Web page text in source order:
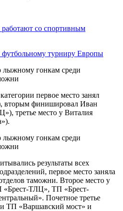
со спортивным
футбольному турниру Европы
первое место занял
вторым финишировал Иван
третье место у Виталия
результаты всех
первое место заняла
таможни. Второе место у
«Брест-ТЛЦ», ТП «Брест-
Почетное третье
ТП «Варшавский мост» и